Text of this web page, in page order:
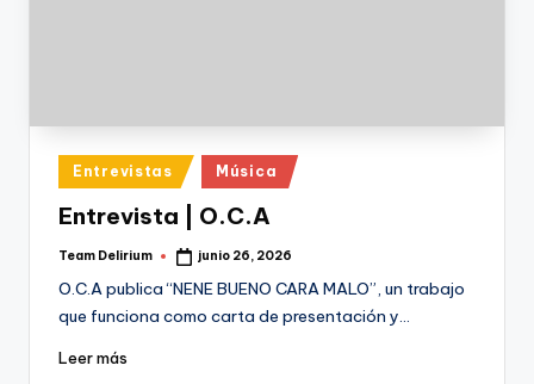
Publicado
en
Entrevistas Música
Entrevista | O.C.A
Publicado
Team Delirium junio 26, 2026
O.C.A publica “NENE BUENO CARA MALO”, un trabajo
que funciona como carta de presentación y…
Leer más